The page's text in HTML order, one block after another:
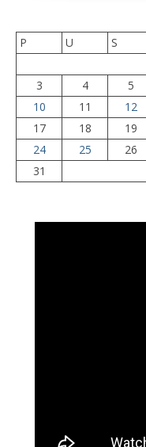
P
U S
3
4 5
10
11 12
17
18 19
24
25 26
31